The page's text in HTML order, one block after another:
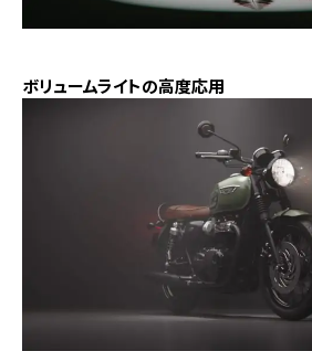
ボリュームライトの高度応用